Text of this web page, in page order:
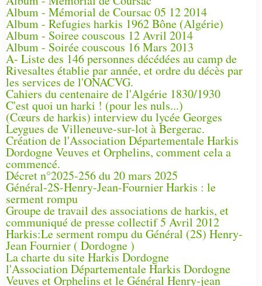
Album - Mémorial de Coursac 05 12 2014
Album - Refugies harkis 1962 Bône (Algérie)
Album - Soiree couscous 12 Avril 2014
Album - Soirée couscous 16 Mars 2013
A- Liste des 146 personnes décédées au camp de
Rivesaltes établie par année, et ordre du décès par
les services de l'ONACVG.
Cahiers du centenaire de l'Algérie 1830/1930
C'est quoi un harki ! (pour les nuls...)
(Cœurs de harkis) interview du lycée Georges
Leygues de Villeneuve-sur-lot à Bergerac.
Création de l'Association Départementale Harkis
Dordogne Veuves et Orphelins, comment cela a
commencé.
Décret n°2025-256 du 20 mars 2025
Général-2S-Henry-Jean-Fournier Harkis : le
serment rompu
Groupe de travail des associations de harkis, et
communiqué de presse collectif 5 Avril 2012
Harkis:Le serment rompu du Général (2S) Henry-
Jean Fournier ( Dordogne )
La charte du site Harkis Dordogne
l'Association Départementale Harkis Dordogne
Veuves et Orphelins et le Général Henry-jean